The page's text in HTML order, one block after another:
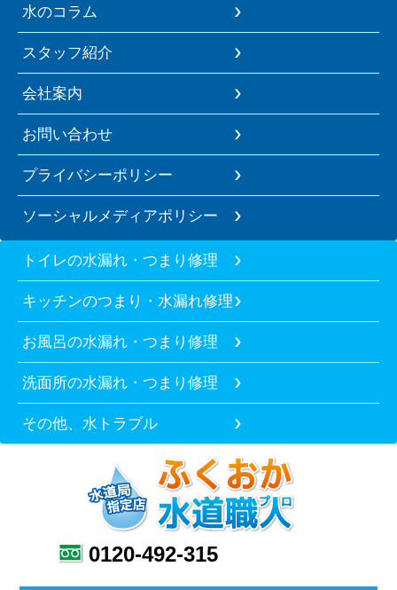
水のコラム
スタッフ紹介
会社案内
お問い合わせ
プライバシーポリシー
ソーシャルメディアポリシー
トイレの水漏れ・つまり修理
キッチンのつまり・水漏れ修理
お風呂の水漏れ・つまり修理
洗面所の水漏れ・つまり修理
その他、水トラブル
0120-492-315